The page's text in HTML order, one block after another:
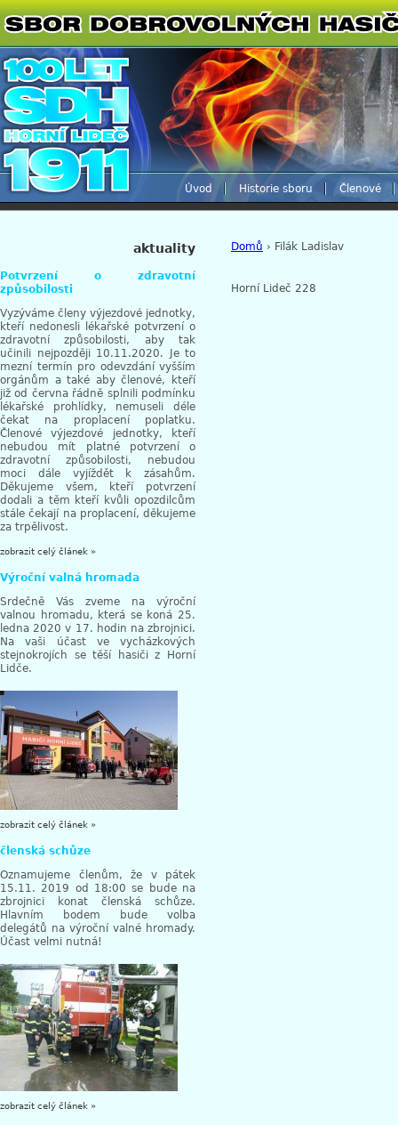
Úvod Historie sboru Členové
Domů › Filák Ladislav
Horní Lideč 228
aktuality
Potvrzení o zdravotní
způsobilosti
Vyzýváme členy výjezdové jednotky,
kteří nedonesli lékařské potvrzení o
zdravotní způsobilosti, aby tak
učinili nejpozději 10.11.2020. Je to
mezní termín pro odevzdání vyšším
orgánům a také aby členové, kteří
již od června řádně splnili podmínku
lékařské prohlídky, nemuseli déle
čekat na proplacení poplatku.
Členové výjezdové jednotky, kteří
nebudou mít platné potvrzení o
zdravotní způsobilosti, nebudou
moci dále vyjíždět k zásahům.
Děkujeme všem, kteří potvrzení
dodali a těm kteří kvůli opozdilcům
stále čekají na proplacení, děkujeme
za trpělivost.
zobrazit celý článek »
Výroční valná hromada
Srdečně Vás zveme na výroční
valnou hromadu, která se koná 25.
ledna 2020 v 17. hodin na zbrojnici.
Na vaši účast ve vycházkových
stejnokrojích se těší hasiči z Horní
Lidče.
zobrazit celý článek »
členská schůze
Oznamujeme členům, že v pátek
15.11. 2019 od 18:00 se bude na
zbrojnici konat členská schůze.
Hlavním bodem bude volba
delegátů na výroční valné hromady.
Účast velmi nutná!
zobrazit celý článek »